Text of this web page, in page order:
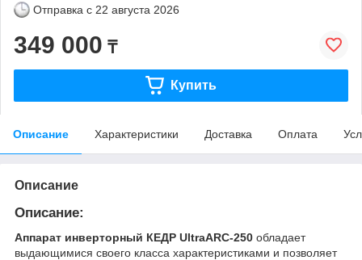
Отправка с 22 августа 2026
349 000 ₸
Купить
Описание Характеристики Доставка Оплата
Описание
Описание:
Аппарат инверторный КЕДР UltraARC-250 обладает
выдающимися своего класса характеристиками и позволяет